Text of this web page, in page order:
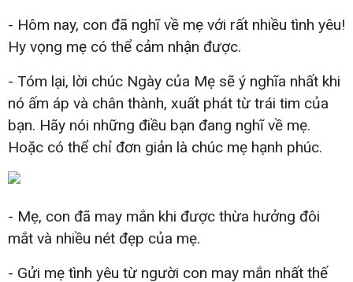
- Hôm nay, con đã nghĩ về mẹ với rất nhiều tình yêu!
Hy vọng mẹ có thể cảm nhận được.
- Tóm lại, lời chúc Ngày của Mẹ sẽ ý nghĩa nhất khi
nó ấm áp và chân thành, xuất phát từ trái tim của
bạn. Hãy nói những điều bạn đang nghĩ về mẹ.
Hoặc có thể chỉ đơn giản là chúc mẹ hạnh phúc.
- Mẹ, con đã may mắn khi được thừa hưởng đôi
mắt và nhiều nét đẹp của mẹ.
- Gửi mẹ tình yêu từ người con may mắn nhất thế